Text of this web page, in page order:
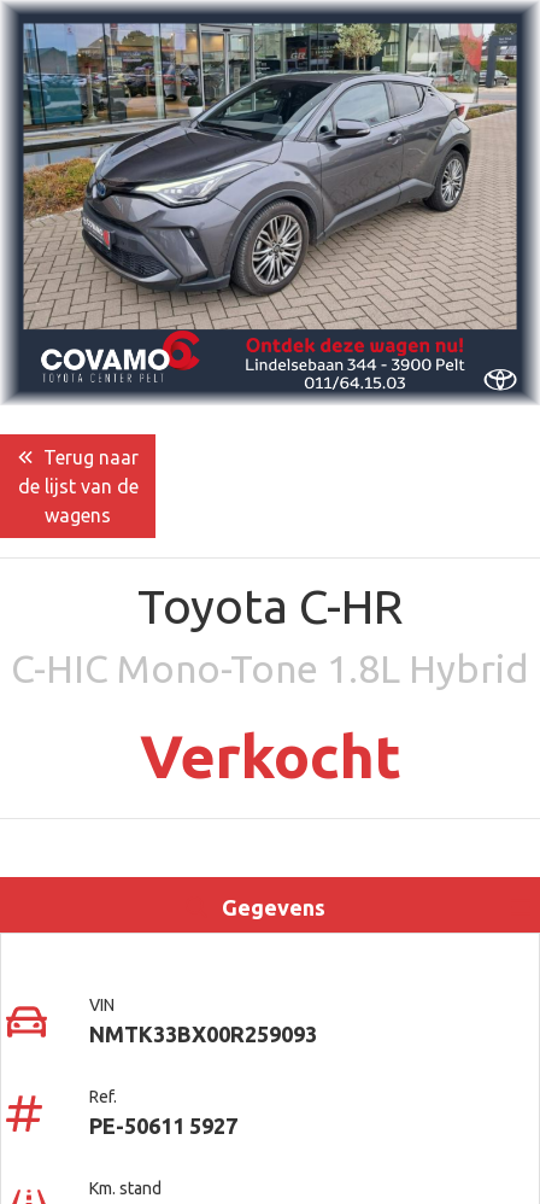
Terug naar
de lijst van de
wagens
Toyota C-HR
C-HIC Mono-Tone 1.8L Hybrid
Verkocht
Gegevens
VIN
NMTK33BX00R259093
Ref.
PE-50611 5927
Km. stand